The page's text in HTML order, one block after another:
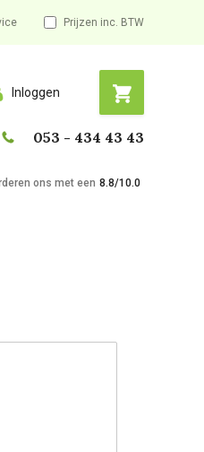
Prijzen inc. BTW
Inloggen
053 - 434 43 43
ons met een 8.8/10.0